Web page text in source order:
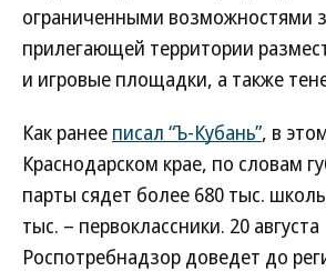
ограниченными возможностями
прилегающей территории
и игровые площадки, а также
Как ранее писал “Ъ-Кубань”, в
Краснодарском крае, по словам
парты сядет более 680 тыс.
тыс. – первоклассники. 20 августа
Роспотребнадзор доведет до